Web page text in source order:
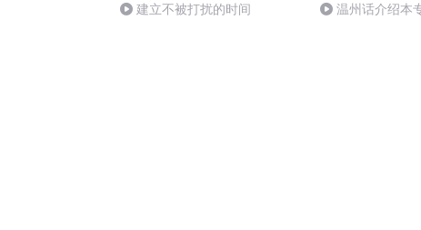
建立不被打扰的时间 温州话介绍本